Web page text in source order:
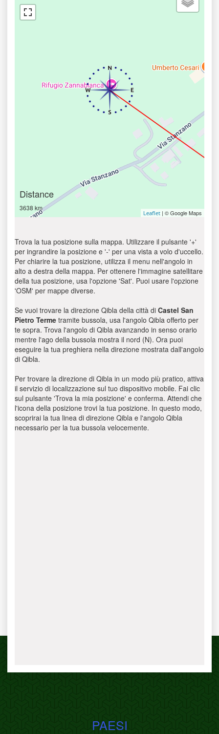
Distance
3638 km
Leaflet | © Google Maps
Trova la tua posizione sulla mappa. Utilizzare il pulsante '+'
per ingrandire la posizione e '-' per una vista a volo d'uccello.
Per chiarire la tua posizione, utilizza il menu nell'angolo in
alto a destra della mappa. Per ottenere l'immagine satellitare
della tua posizione, usa l'opzione 'Sat'. Puoi usare l'opzione
'OSM' per mappe diverse.
Se vuoi trovare la direzione Qibla della città di Castel San
Pietro Terme tramite bussola, usa l'angolo Qibla offerto per
te sopra. Trova l'angolo di Qibla avanzando in senso orario
mentre l'ago della bussola mostra il nord (N). Ora puoi
eseguire la tua preghiera nella direzione mostrata dall'angolo
di Qibla.
Per trovare la direzione di Qibla in un modo più pratico, attiva
il servizio di localizzazione sul tuo dispositivo mobile. Fai clic
sul pulsante 'Trova la mia posizione' e conferma. Attendi che
l'icona della posizione trovi la tua posizione. In questo modo,
scoprirai la tua linea di direzione Qibla e l'angolo Qibla
necessario per la tua bussola velocemente.
PAESI